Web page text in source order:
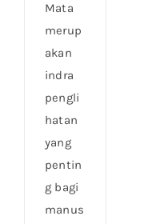
Mata
merup
akan
indra
pengli
hatan
yang
pentin
g bagi
manus